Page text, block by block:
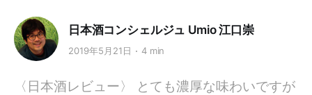
日本酒コンシェルジュ Umio 江口崇
2019年5月21日 4 min
〈日本酒レビュー〉 とても濃厚な味わいですが